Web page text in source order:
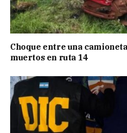
Choque entre una
muertos en ruta 14